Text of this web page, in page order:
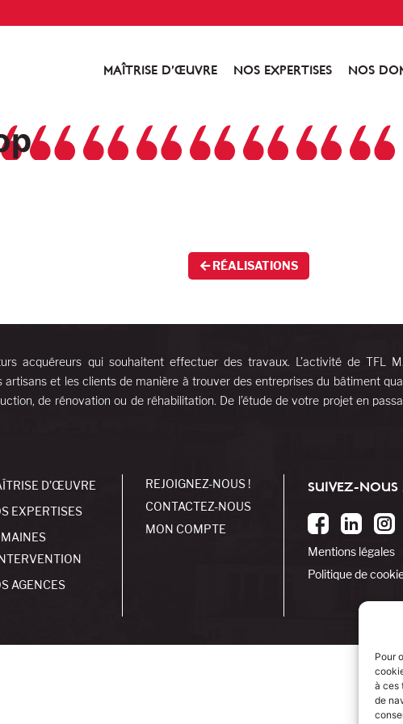
Pour
à ces
de
MAÎTRISE D’ŒUVRE NOS EXPERTISES NOS
RÉALISATIONS
acquéreurs qui souhaitent effectuer des travaux. L’activité de TFL
artisans et les clients de manière à trouver des entreprises du bâtiment
de rénovation ou de réhabilitation. De l’étude de votre projet en
D’ŒUVRE
EXPERTISES
AGENCES
REJOIGNEZ-NOUS !
CONTACTEZ-NOUS
MON COMPTE
SUIVEZ-NOUS
Mentions légales
Politique de